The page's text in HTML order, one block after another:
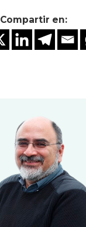
Compartir en: